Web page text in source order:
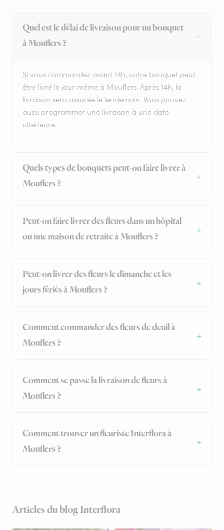
Quel est le délai de livraison pour un bouquet
à Mouflers ?
Si vous commandez avant 14h, votre bouquet peut
être livré le jour même à Mouflers. Après 14h, la
livraison sera assurée le lendemain. Vous pouvez
aussi programmer une livraison à une date
ultérieure.
Quels types de bouquets peut-on faire livrer à
Mouflers ?
Peut-on faire livrer des fleurs dans un hôpital
ou une maison de retraite à Mouflers ?
Peut-on livrer des fleurs le dimanche et les
jours fériés à Mouflers ?
Comment commander des fleurs de deuil à
Mouflers ?
Comment se passe la livraison de fleurs à
Mouflers ?
Comment trouver un fleuriste Interflora à
Mouflers ?
Articles du blog Interflora